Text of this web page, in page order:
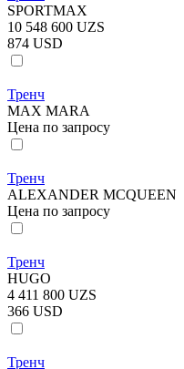
SPORTMAX
10 548 600 UZS
874 USD
Тренч
MAX MARA
Цена по запросу
Тренч
ALEXANDER MCQUEEN
Цена по запросу
Тренч
HUGO
4 411 800 UZS
366 USD
Тренч